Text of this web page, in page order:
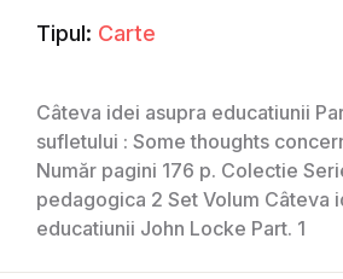
Tipul: Carte
Câteva idei asupra educatiunii
sufletului : Some thoughts
Număr pagini 176 p. Colectie
pedagogica 2 Set Volum Câteva
educatiunii John Locke Part. 1